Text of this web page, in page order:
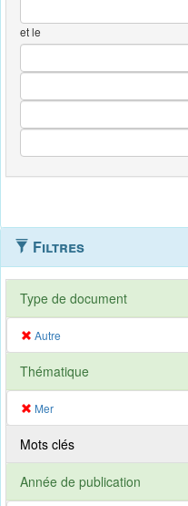
et le
Filtres
Type de document
Autre
Thématique
Mer
Mots clés
Année de publication